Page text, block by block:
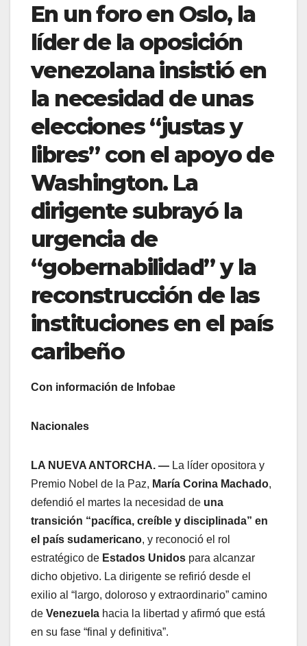
En un foro en Oslo, la
líder de la oposición
venezolana insistió en
la necesidad de unas
elecciones “justas y
libres” con el apoyo de
Washington. La
dirigente subrayó la
urgencia de
“gobernabilidad” y la
reconstrucción de las
instituciones en el país
caribeño
Con información de Infobae
Nacionales
LA NUEVA ANTORCHA. — La líder opositora y
Premio Nobel de la Paz, María Corina Machado,
defendió el martes la necesidad de una
transición “pacífica, creíble y disciplinada” en
el país sudamericano, y reconoció el rol
estratégico de Estados Unidos para alcanzar
dicho objetivo. La dirigente se refirió desde el
exilio al “largo, doloroso y extraordinario” camino
de Venezuela hacia la libertad y afirmó que está
en su fase “final y definitiva”.